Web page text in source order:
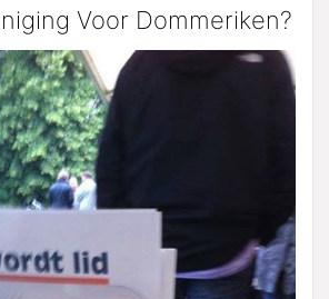
Voor Dommeriken?